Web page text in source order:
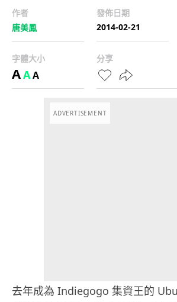
作者
唐美鳳
發佈日期
2014-02-21
字體大小
AAA
分享
ADVERTISEMENT
去年成為 Indiegogo 集資王的